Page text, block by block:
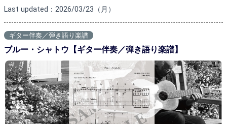
Last updated：2026/03/23（月）
ギター伴奏／弾き語り楽譜
ブルー・シャトウ【ギター伴奏／弾き語り楽譜】